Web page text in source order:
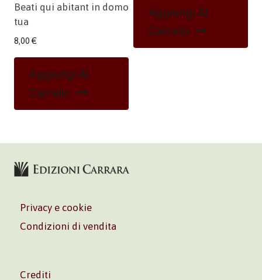
Beati qui abitant in domo
tua
8,00 €
Aggiungi Al
Carrello
Aggiungi Al
Carrello
Privacy e cookie
Condizioni di vendita
Crediti